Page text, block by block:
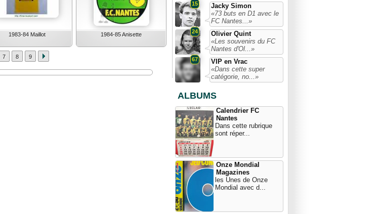
1983-84 Maillot 1984-85 Anisette
7 8 9
15
Jacky Simon
«73 buts en D1 avec le
FC Nantes...»
24
Olivier Quint
«Les souvenirs du FC
Nantes d'Ol...»
67
VIP en Vrac
«Dans cette super
catégorie, no...»
ALBUMS
Calendrier FC
Nantes
Dans cette rubrique
sont réper...
Onze Mondial
Magazines
les Unes de Onze
Mondial avec d...